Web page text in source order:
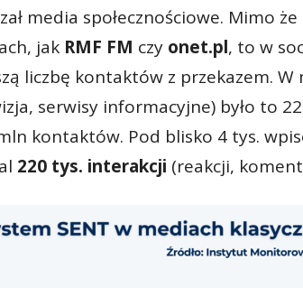
media społecznościowe. Mimo
jak RMF FM czy onet.pl, to w
liczbę kontaktów z przekazem.
serwisy informacyjne) było to
kontaktów. Pod blisko 4 tys.
220 tys. interakcji (reakcji,